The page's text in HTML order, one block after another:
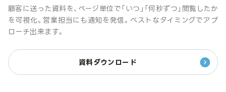
顧客に送った資料を、ページ単位で「いつ」「何秒ずつ」閲覧したか
を可視化。営業担当にも通知を発信。ベストなタイミングでアプ
ローチ出来ます。
資料ダウンロード